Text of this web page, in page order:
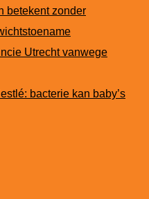
betekent zonder
Utrecht vanwege
bacterie kan baby’s